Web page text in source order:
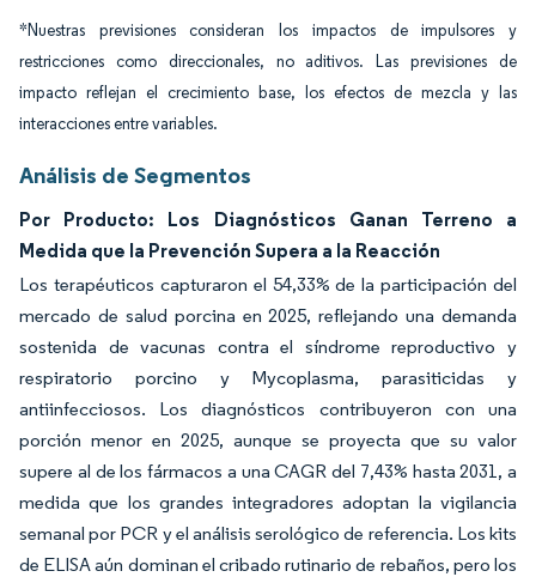
*Nuestras previsiones consideran los impactos de impulsores y
restricciones como direccionales, no aditivos. Las previsiones de
impacto reflejan el crecimiento base, los efectos de mezcla y las
interacciones entre variables.
Análisis de Segmentos
Por Producto: Los Diagnósticos Ganan Terreno a
Medida que la Prevención Supera a la Reacción
Los terapéuticos capturaron el 54,33% de la participación del
mercado de salud porcina en 2025, reflejando una demanda
sostenida de vacunas contra el síndrome reproductivo y
respiratorio porcino y Mycoplasma, parasiticidas y
antiinfecciosos. Los diagnósticos contribuyeron con una
porción menor en 2025, aunque se proyecta que su valor
supere al de los fármacos a una CAGR del 7,43% hasta 2031, a
medida que los grandes integradores adoptan la vigilancia
semanal por PCR y el análisis serológico de referencia. Los kits
de ELISA aún dominan el cribado rutinario de rebaños, pero los